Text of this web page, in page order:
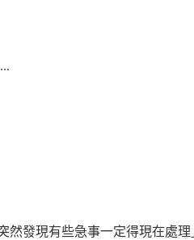
發現有些急事一定得現在處